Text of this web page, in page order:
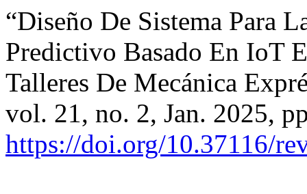
“Diseño De Sistema Para
Predictivo Basado En IoT
Talleres De Mecánica
vol. 21, no. 2, Jan. 2025,
https://doi.org/10.37116/